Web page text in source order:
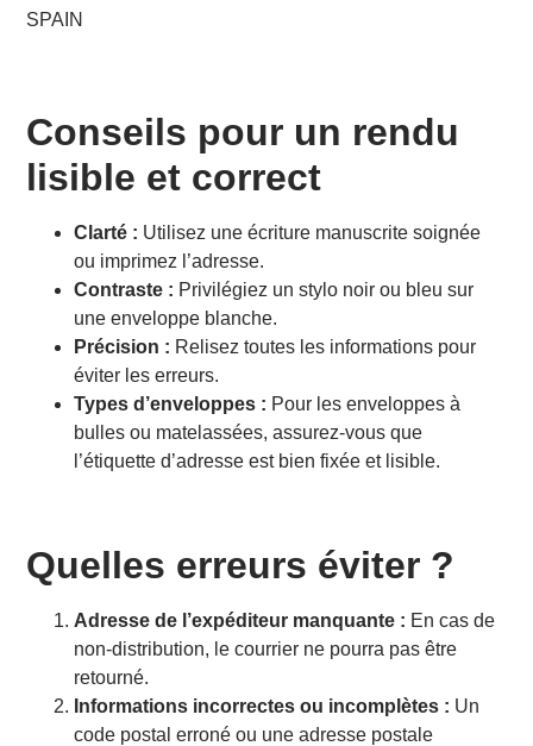
SPAIN
Conseils pour un rendu
lisible et correct
Clarté : Utilisez une écriture manuscrite soignée
ou imprimez l’adresse.
Contraste : Privilégiez un stylo noir ou bleu sur
une enveloppe blanche.
Précision : Relisez toutes les informations pour
éviter les erreurs.
Types d’enveloppes : Pour les enveloppes à
bulles ou matelassées, assurez-vous que
l’étiquette d’adresse est bien fixée et lisible.
Quelles erreurs éviter ?
Adresse de l’expéditeur manquante : En cas de
non-distribution, le courrier ne pourra pas être
retourné.
Informations incorrectes ou incomplètes : Un
code postal erroné ou une adresse postale